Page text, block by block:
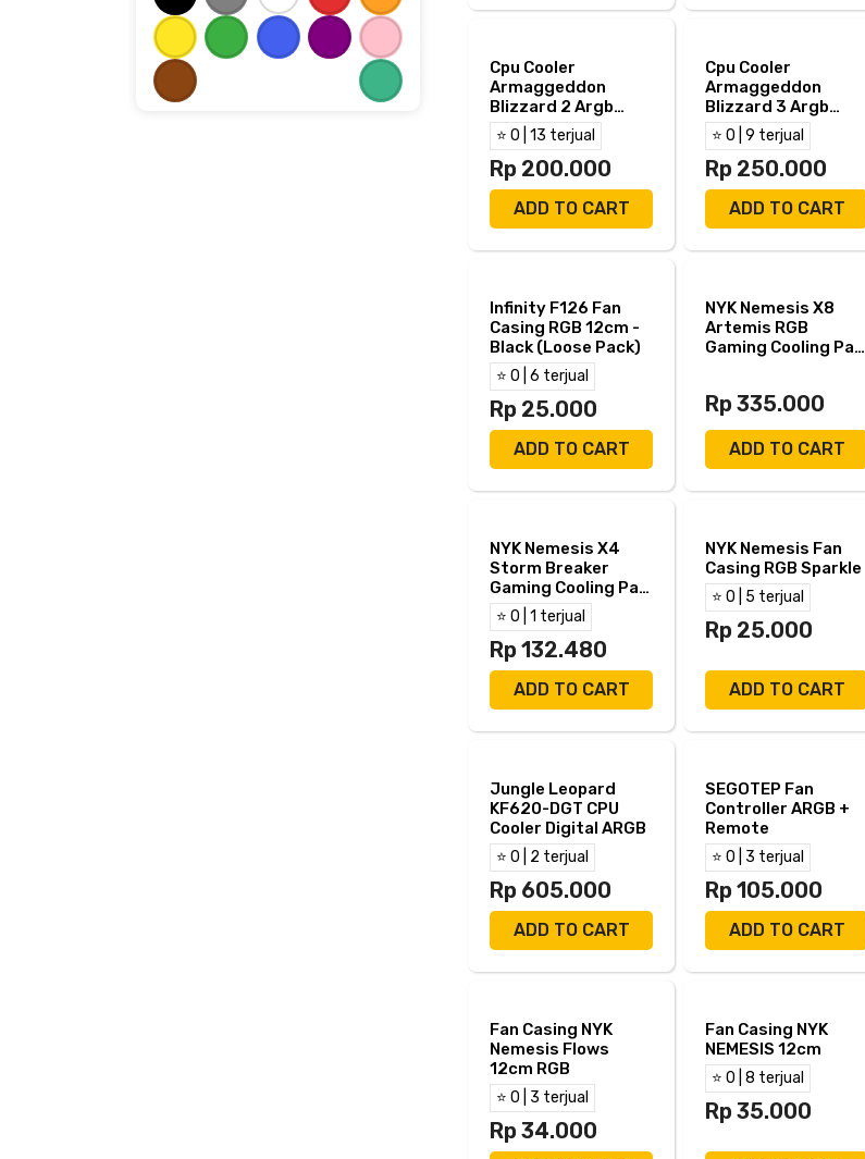
Cpu Cooler
Armaggeddon
Blizzard 2 Argb
120mm Fan 4 Heat
Pipes
⭐ 0 | 13 terjual
Rp 200.000
ADD TO CART
Cpu Cooler
Armaggeddon
Blizzard 3 Argb
120mm Fan 6 Heat
Pipes
⭐ 0 | 9 terjual
Rp 250.000
ADD TO CART
Infinity F126 Fan
Casing RGB 12cm -
Black (Loose Pack)
⭐ 0 | 6 terjual
Rp 25.000
ADD TO CART
NYK Nemesis X8
Artemis RGB
Gaming Cooling Pad
Rp 335.000
ADD TO CART
NYK Nemesis X4
Storm Breaker
Gaming Cooling Pad
for 15"
⭐ 0 | 1 terjual
Rp 132.480
ADD TO CART
NYK Nemesis Fan
Casing RGB Sparkle
⭐ 0 | 5 terjual
Rp 25.000
ADD TO CART
Jungle Leopard
KF620-DGT CPU
Cooler Digital ARGB
⭐ 0 | 2 terjual
Rp 605.000
ADD TO CART
SEGOTEP Fan
Controller ARGB +
Remote
⭐ 0 | 3 terjual
Rp 105.000
ADD TO CART
Fan Casing NYK
Nemesis Flows
12cm RGB
⭐ 0 | 3 terjual
Rp 34.000
Fan Casing NYK
NEMESIS 12cm
⭐ 0 | 8 terjual
Rp 35.000